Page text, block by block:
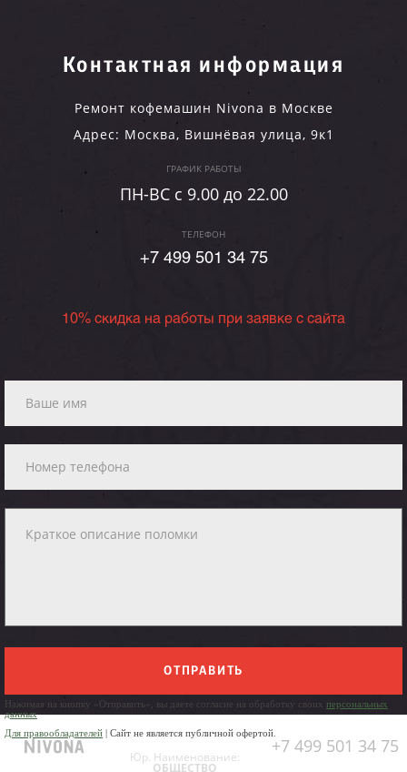
Контактная информация
Ремонт кофемашин Nivona в Москве
Адрес: Москва, Вишнёвая улица, 9к1
ГРАФИК РАБОТЫ
ПН-ВC c 9.00 до 22.00
ТЕЛЕФОН
+7 499 501 34 75
10% скидка на работы при заявке с сайта
ОТПРАВИТЬ
Нажимая на кнопку «Отправить», вы даете согласие на обработку своих персональных
данных
Для правообладателей | Сайт не является публичной офертой.
+7 499 501 34 75
Юр. Наименование:
ОБЩЕСТВО